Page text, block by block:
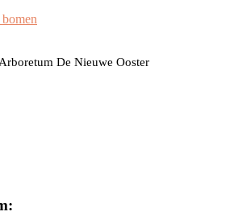
De Nieuwe Ooster